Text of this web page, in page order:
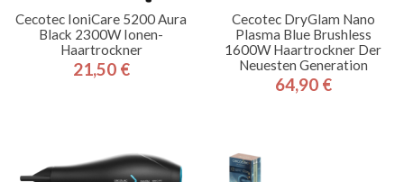
Cecotec IoniCare 5200 Aura
Black 2300W Ionen-
Haartrockner
Preis
21,50 €
Cecotec DryGlam Nano
Plasma Blue Brushless
1600W Haartrockner Der
Neuesten Generation
Preis
64,90 €